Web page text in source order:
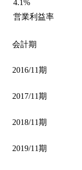
4.1%
営業利益率
会計期
2016/11期
2017/11期
2018/11期
2019/11期